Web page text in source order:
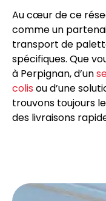
Au cœur de ce
comme un
transport de
spécifiques. Que
à Perpignan, d’un
colis ou d’une
trouvons toujours
des livraisons